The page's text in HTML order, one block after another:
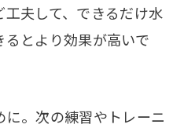
夫して、できるだけ水
とより効果が高いで
。次の練習やトレーニ